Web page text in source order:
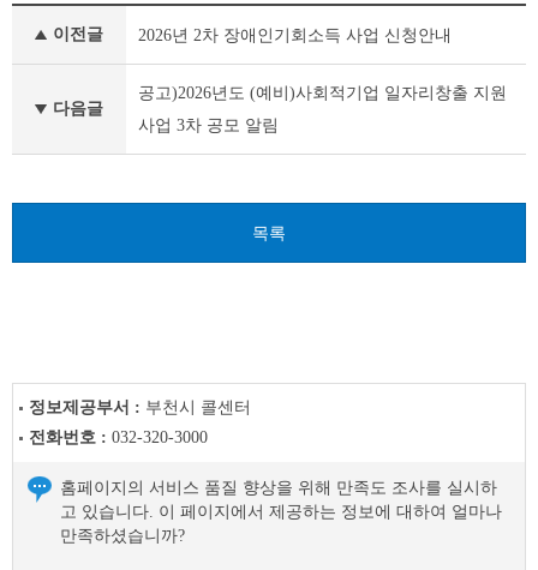
식
다
글
이전글 2026년 2차 장애인기회소득 사업 신청안내
다음글
공고)2026년도 (예비)사회적기업 일자리창출 지원
사업 3차 공모 알림
목록
정보제공부서 : 부천시 콜센터
전화번호 : 032-320-3000
홈페이지의 서비스 품질 향상을 위해 만족도 조사를 실시하
고 있습니다. 이 페이지에서 제공하는 정보에 대하여 얼마나
만족하셨습니까?